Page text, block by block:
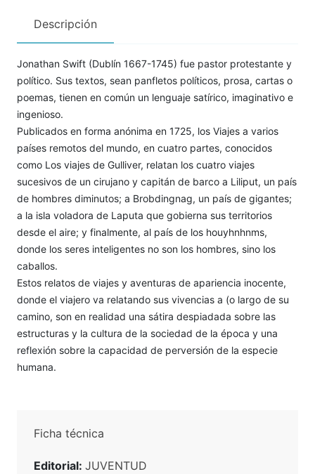
Descripción
Jonathan Swift (Dublín 1667-1745) fue pastor protestante y
político. Sus textos, sean panfletos políticos, prosa, cartas o
poemas, tienen en común un lenguaje satírico, imaginativo e
ingenioso.
Publicados en forma anónima en 1725, los Viajes a varios
países remotos del mundo, en cuatro partes, conocidos
como Los viajes de Gulliver, relatan los cuatro viajes
sucesivos de un cirujano y capitán de barco a Liliput, un país
de hombres diminutos; a Brobdingnag, un país de gigantes;
a la isla voladora de Laputa que gobierna sus territorios
desde el aire; y finalmente, al país de los houyhnhnms,
donde los seres inteligentes no son los hombres, sino los
caballos.
Estos relatos de viajes y aventuras de apariencia inocente,
donde el viajero va relatando sus vivencias a (o largo de su
camino, son en realidad una sátira despiadada sobre las
estructuras y la cultura de la sociedad de la época y una
reflexión sobre la capacidad de perversión de la especie
humana.
Ficha técnica
Editorial: JUVENTUD